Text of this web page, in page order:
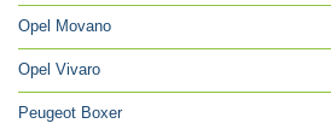
Opel Movano
Opel Vivaro
Peugeot Boxer